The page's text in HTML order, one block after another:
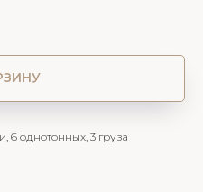
6 однотонных, 3 груза